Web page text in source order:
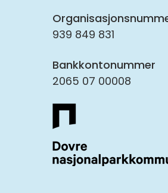
939 849 831
Bankkontonummer
2065 07 00008